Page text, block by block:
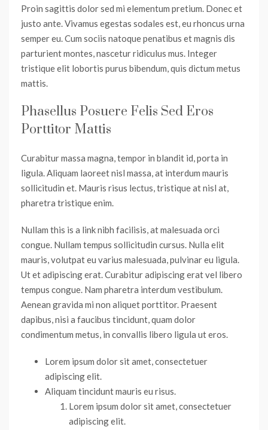
Proin sagittis dolor sed mi elementum pretium. Donec et
justo ante. Vivamus egestas sodales est, eu rhoncus urna
semper eu. Cum sociis natoque penatibus et magnis dis
parturient montes, nascetur ridiculus mus. Integer
tristique elit lobortis purus bibendum, quis dictum metus
mattis.
Phasellus Posuere Felis Sed Eros
Porttitor Mattis
Curabitur massa magna, tempor in blandit id, porta in
ligula. Aliquam laoreet nisl massa, at interdum mauris
sollicitudin et. Mauris risus lectus, tristique at nisl at,
pharetra tristique enim.
Nullam this is a link nibh facilisis, at malesuada orci
congue. Nullam tempus sollicitudin cursus. Nulla elit
mauris, volutpat eu varius malesuada, pulvinar eu ligula.
Ut et adipiscing erat. Curabitur adipiscing erat vel libero
tempus congue. Nam pharetra interdum vestibulum.
Aenean gravida mi non aliquet porttitor. Praesent
dapibus, nisi a faucibus tincidunt, quam dolor
condimentum metus, in convallis libero ligula ut eros.
Lorem ipsum dolor sit amet, consectetuer
adipiscing elit.
Aliquam tincidunt mauris eu risus.
Lorem ipsum dolor sit amet, consectetuer
adipiscing elit.